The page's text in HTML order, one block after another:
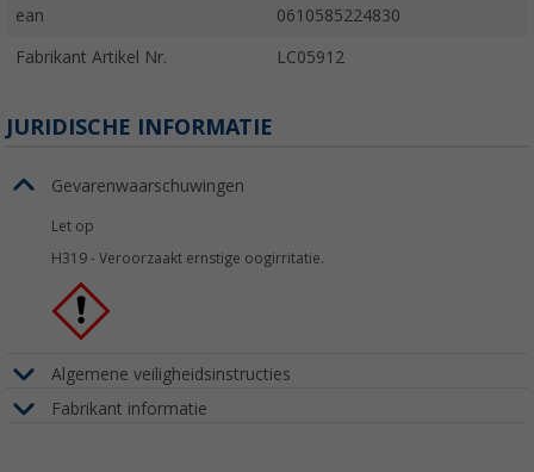
ean 0610585224830
Fabrikant Artikel Nr. LC05912
JURIDISCHE INFORMATIE
Gevarenwaarschuwingen
Let op
H319 - Veroorzaakt ernstige oogirritatie.
Algemene veiligheidsinstructies
Fabrikant informatie